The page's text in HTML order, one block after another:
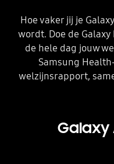
Hoe vaker jij je
wordt. Doe de
de hele dag jouw
Samsung
welzijnsrapport,
Galaxy